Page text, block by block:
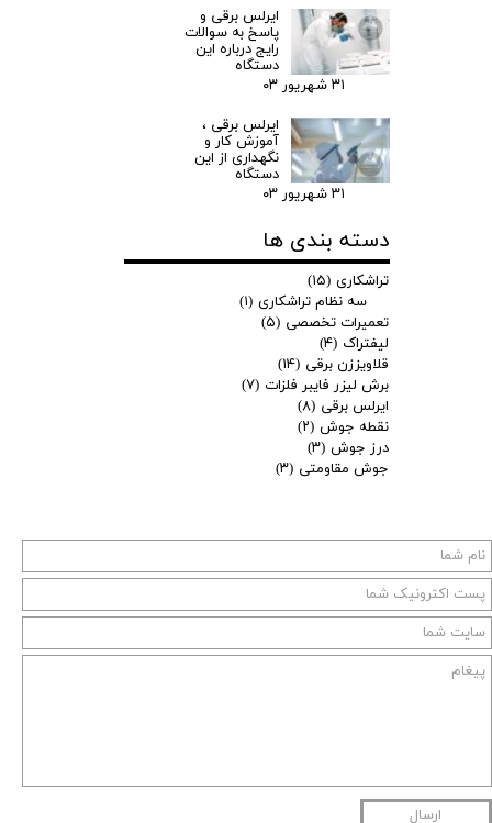
ارسال
ایرلس برقی و
پاسخ به سوالات
رایج درباره این
دستگاه
۳۱ شهریور ۰۳
ایرلس برقی ،
آموزش کار و
نگهداری از این
دستگاه
۳۱ شهریور ۰۳
دسته بندی ها
تراشکاری (۱۵)
سه نظام تراشکاری (۱)
تعمیرات تخصصی (۵)
لیفتراک (۴)
قلاویززن برقی (۱۴)
برش لیزر فایبر فلزات (۷)
ایرلس برقی (۸)
نقطه جوش (۲)
درز جوش (۳)
جوش مقاومتی (۳)